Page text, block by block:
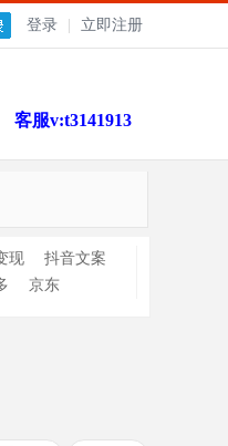
登录 立即注册
客服v:t3141913
现
抖音文案
京东